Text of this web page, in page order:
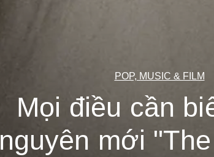
POP, MUSIC & FILM
Mọi điều cần
nguyên mới